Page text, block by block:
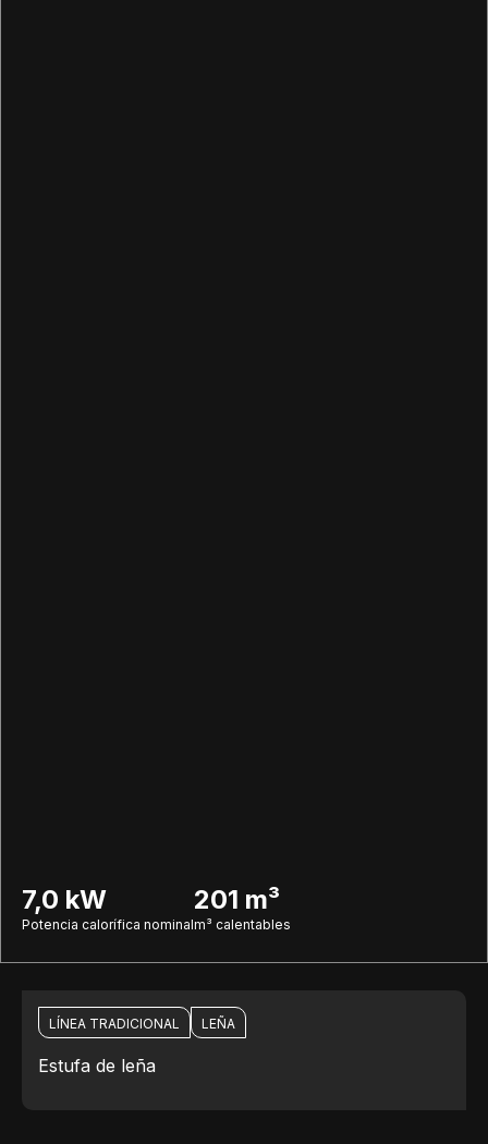
7,0 kW
Potencia calorífica nominal
201 m³
m³ calentables
LÍNEA TRADICIONAL LEÑA
Estufa de leña